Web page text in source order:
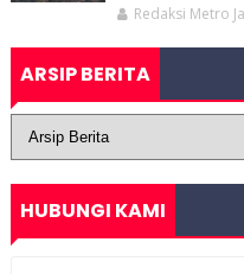
Redaksi Metro
ARSIP BERITA
HUBUNGI KAMI